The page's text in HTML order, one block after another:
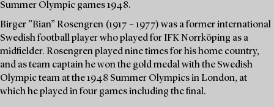
Summer Olympic games 1948.
Birger ”Bian” Rosengren (1917 – 1977) was a former international
Swedish football player who played for IFK Norrköping as a
midfielder. Rosengren played nine times for his home country,
and as team captain he won the gold medal with the Swedish
Olympic team at the 1948 Summer Olympics in London, at
which he played in four games including the final.